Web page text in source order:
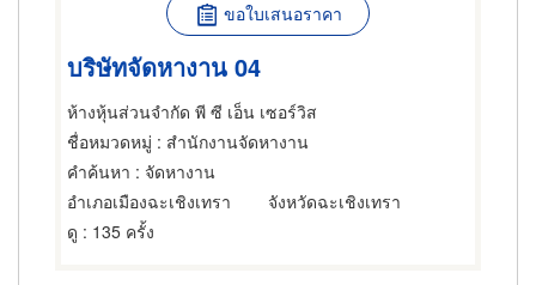
ขอใบเสนอราคา
บริษัทจัดหางาน 04
ห้างหุ้นส่วนจำกัด พี ซี เอ็น เซอร์วิส
ชื่อหมวดหมู่ : สำนักงานจัดหางาน
คำค้นหา : จัดหางาน
อำเภอเมืองฉะเชิงเทรา
จังหวัดฉะเชิงเทรา
ดู : 135 ครั้ง